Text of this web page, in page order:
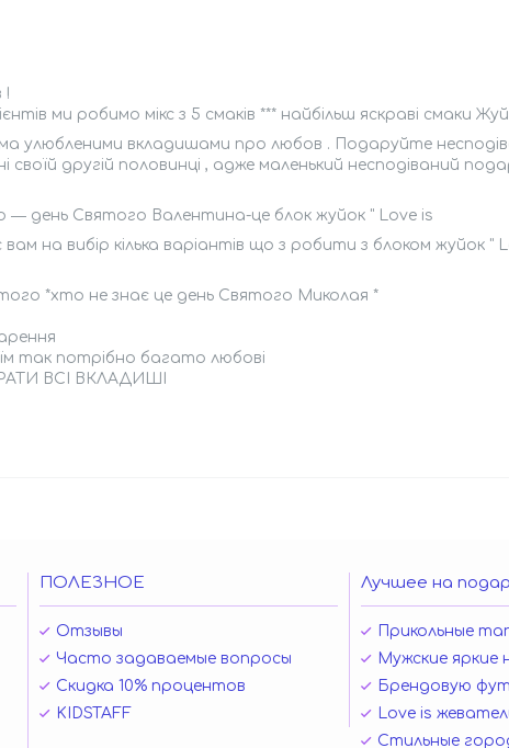
!
ми робимо мікс з 5 смаків *** найбільш яскраві смаки
улюбленими вкладишами про любов . Подаруйте
своїй другій половинці , адже маленький несподіваний
день Святого Валентина-це блок жуйок " Love is
на вибір кілька варіантів що з робити з блоком жуйок "
*хто не знає це день Святого Миколая *
так потрібно багато любові
ВСІ ВКЛАДИШІ
ПОЛЕЗНОЕ
Отзывы
Часто задаваемые вопросы
Скидка 10% процентов
KIDSTAFF
Лучшее на
Прикольные
Мужские яркие
Брендовую
Love is
Стильные